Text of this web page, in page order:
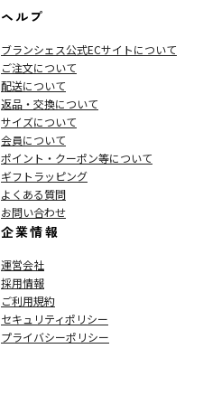
ヘルプ
ブランシェス公式ECサイトについて
ご注文について
配送について
返品・交換について
サイズについて
会員について
ポイント・クーポン等について
ギフトラッピング
よくある質問
お問い合わせ
企業情報
運営会社
採用情報
ご利用規約
セキュリティポリシー
プライバシーポリシー